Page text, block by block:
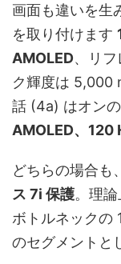
画面も違いを生
を取り付けます
AMOLED、リフ
ク輝度は 5,000
話 (4a) はオン
AMOLED、120
どちらの場合も
ス 7i 保護。理
ボトルネックの
のセグメントと